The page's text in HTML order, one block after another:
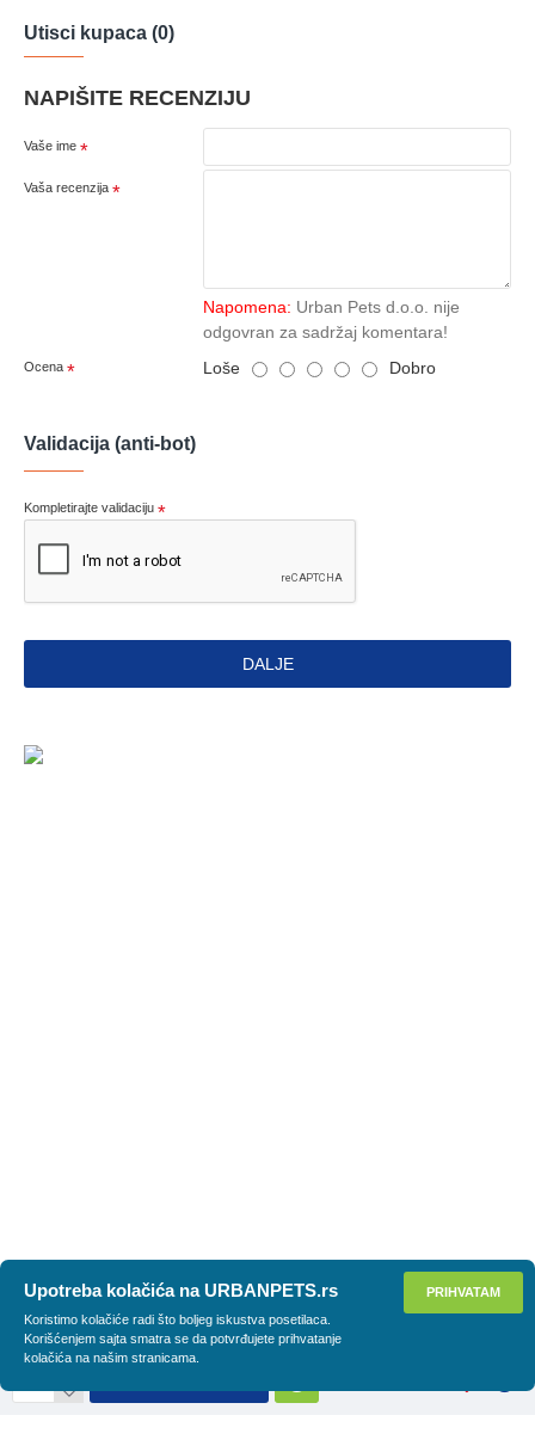
Utisci kupaca (0)
NAPIŠITE RECENZIJU
Vaše ime
Vaša recenzija
Napomena: Urban Pets d.o.o. nije
odgovran za sadržaj komentara!
Ocena Loše Dobro
Validacija (anti-bot)
Kompletirajte validaciju
DALJE
PRIHVATAM
Upotreba kolačića na URBANPETS.rs
Koristimo kolačiće radi što boljeg iskustva posetilaca.
Korišćenjem sajta smatra se da potvrđujete prihvatanje
kolačića na našim stranicama.